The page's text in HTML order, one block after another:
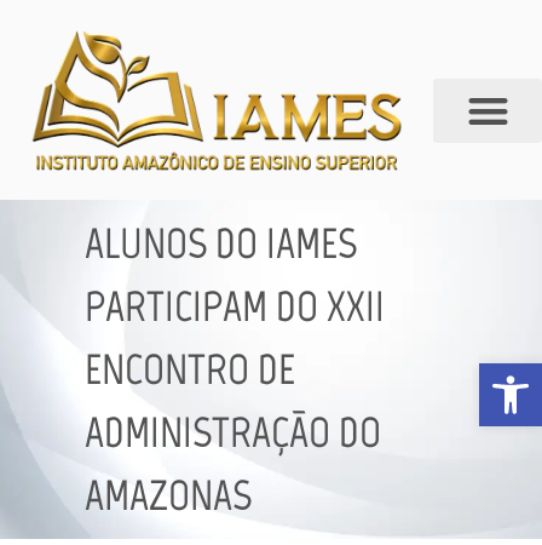
Abrir
ALUNOS DO IAMES
PARTICIPAM DO XXII
ENCONTRO DE
ADMINISTRAÇÃO DO
AMAZONAS